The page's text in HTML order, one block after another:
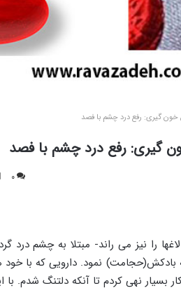
خون گیری: رفع درد چشم با فصد
گیری: رفع درد چشم با فصد
۰
را نیز می راند- مبتلا به چشم
بادکش(حجامت) نمود. دارویی که با
بسیار نهی کردم تا آنکه دلتنگ شدم. با